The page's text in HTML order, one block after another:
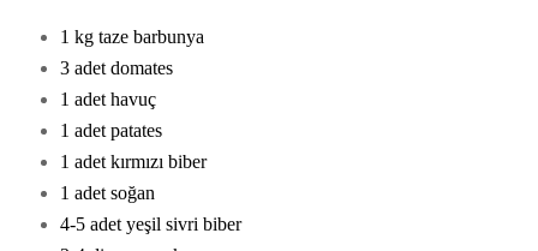
1 kg taze barbunya
3 adet domates
1 adet havuç
1 adet patates
1 adet kırmızı biber
1 adet soğan
4-5 adet yeşil sivri biber